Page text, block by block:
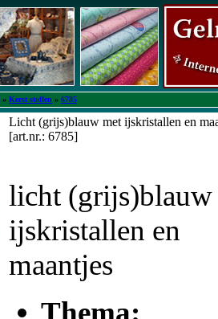
» Kerst stoffen » 6785
Licht (grijs)blauw met ijskristallen en
[art.nr.: 6785]
licht (grijs)blauw
ijskristallen en
maantjes
Thema: